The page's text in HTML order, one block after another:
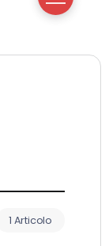
1 Articolo